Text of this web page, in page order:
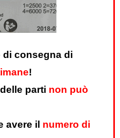
di consegna di
!
parti non può
avere il numero di